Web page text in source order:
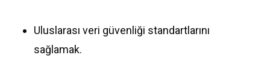
Uluslarası veri güvenliği standartlarını
sağlamak.